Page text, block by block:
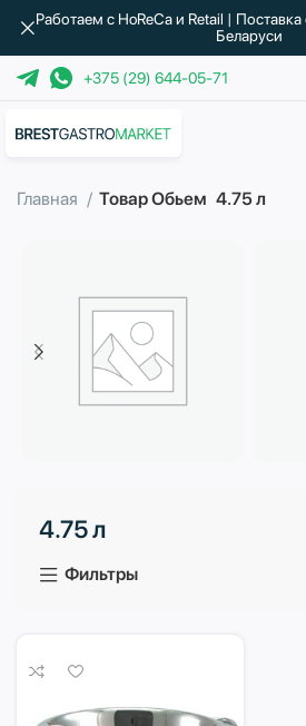
+375 (29) 644-05-71
Главная Товар Обьем 4.75 л
3 продукта
4.75 л
Фильтры
Работаем с HoReCa и Retail |
Беларуси